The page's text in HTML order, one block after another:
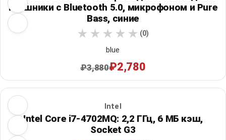
наушники с Bluetooth 5.0, микрофоном и Pure
Bass, синие
(0)
blue
₽3,880₽2,780
Intel
Intel Core i7-4702MQ: 2,2 ГГц, 6 МБ кэш,
Socket G3